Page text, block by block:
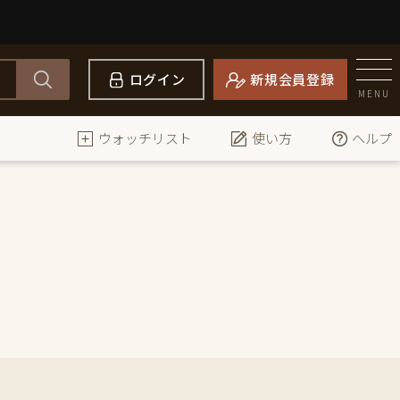
ログイン 新規会員登録
MENU
ウォッチリスト 使い方 ヘルプ